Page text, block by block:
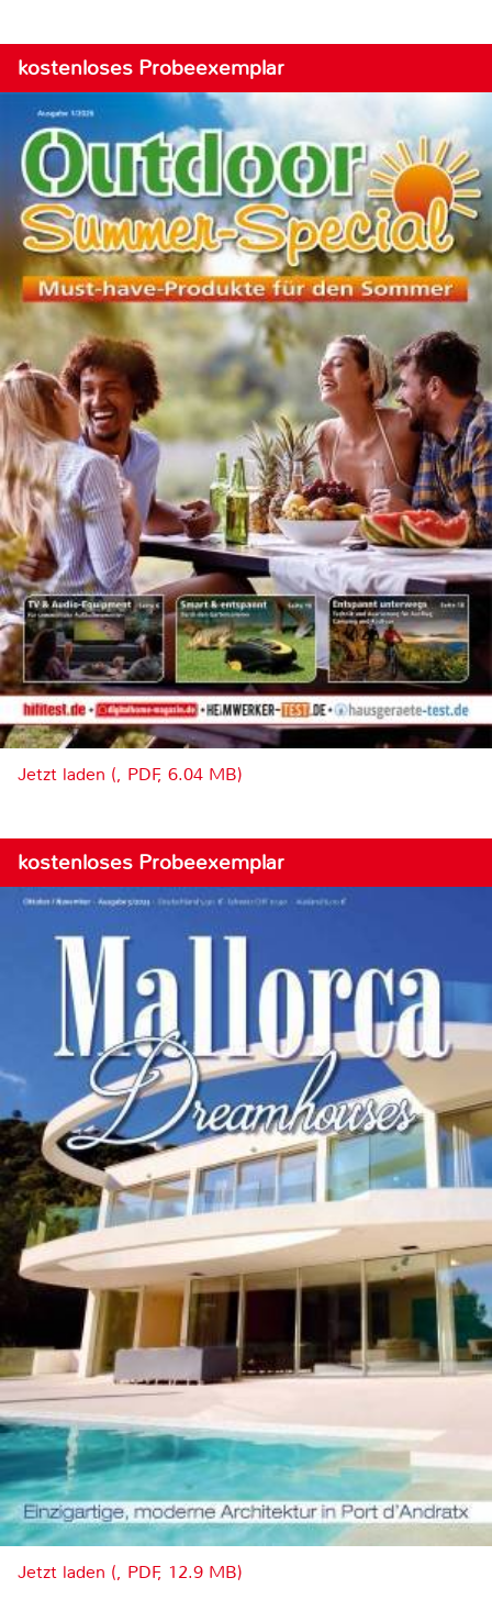
kostenloses Probeexemplar
Jetzt laden (, PDF, 6.04 MB)
kostenloses Probeexemplar
Jetzt laden (, PDF, 12.9 MB)